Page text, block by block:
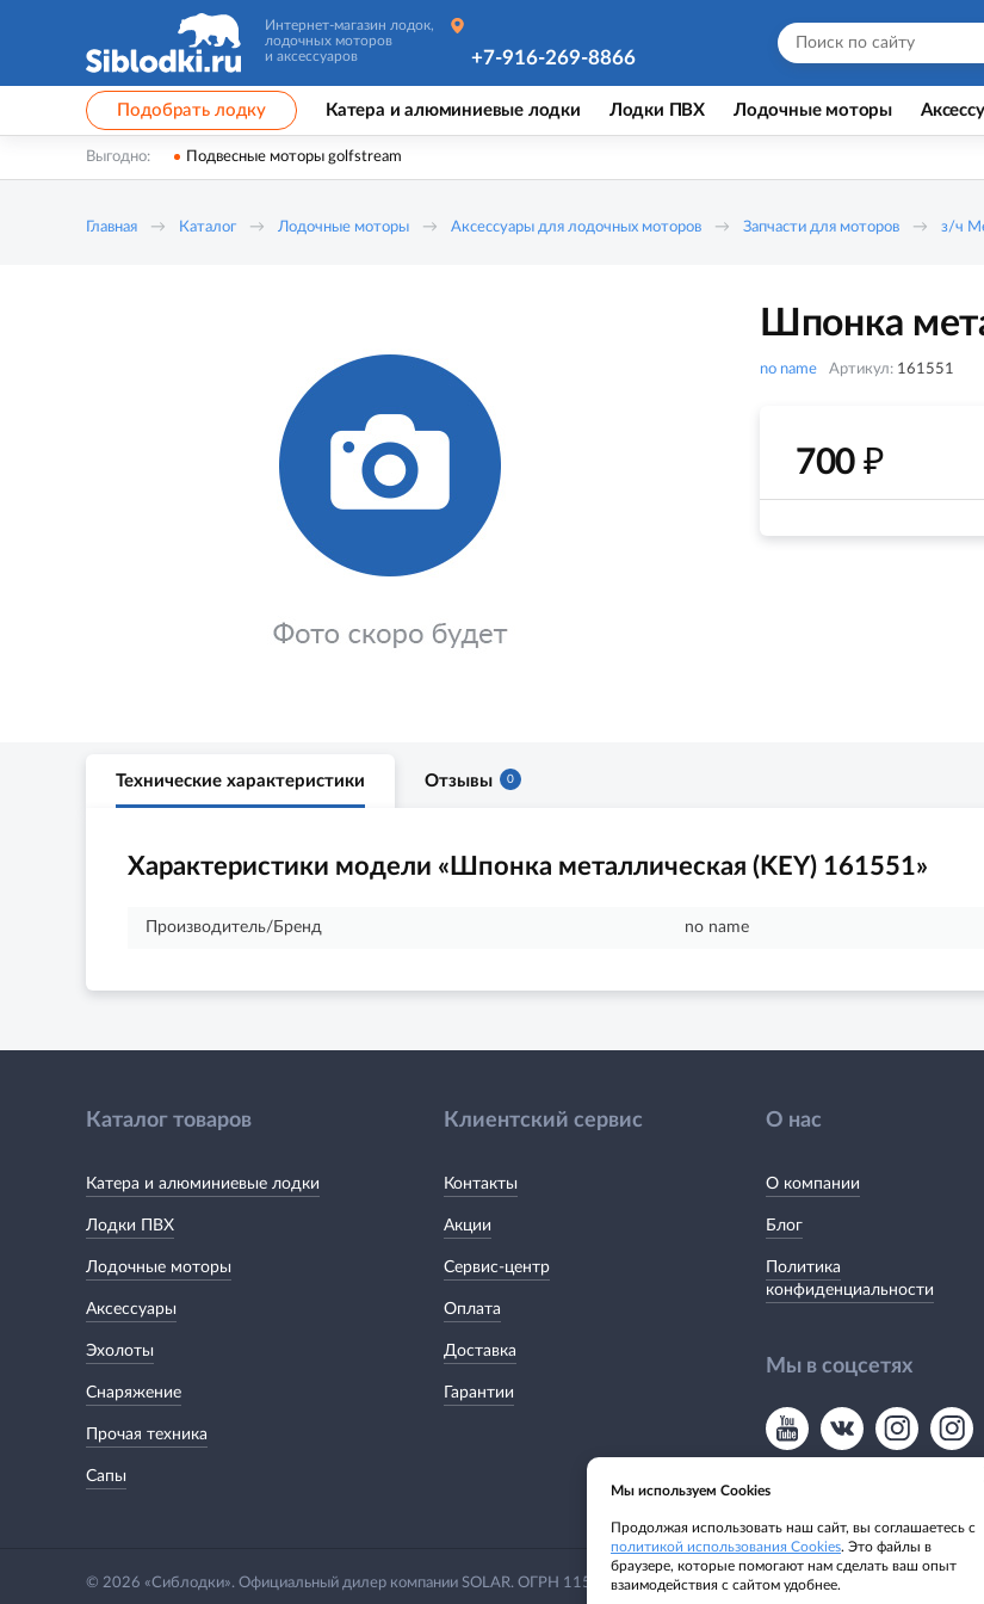
Интернет-магазин лодок,
лодочных моторов
и аксессуаров
+7-916-269-8866
Подобрать лодку Катера и алюминиевые лодки Лодки ПВХ Лодочные моторы
Выгодно: Подвесные моторы golfstream
Главная Каталог Лодочные моторы Аксессуары для лодочных моторов Запчасти для моторов з/ч
Шпонка
no name Артикул: 161551
700 ₽
Технические характеристики Отзывы 0
Характеристики модели «Шпонка металлическая (KEY) 161551»
Производитель/Бренд no name
Каталог товаров
Катера и алюминиевые лодки
Лодки ПВХ
Лодочные моторы
Аксессуары
Эхолоты
Снаряжение
Прочая техника
Сапы
Клиентский сервис
Контакты
Акции
Сервис-центр
Оплата
Доставка
Гарантии
О нас
О компании
Блог
Политика
конфиденциальности
Мы в соцсетях
© 2026 «Сиблодки». Официальный дилер компании SOLAR. ОГРН 1155476135649 Мы принимаем:
Мы используем Cookies
Продолжая использовать наш сайт, вы соглашаетесь с
политикой использования Cookies. Это файлы в
браузере, которые помогают нам сделать ваш опыт
взаимодействия с сайтом удобнее.